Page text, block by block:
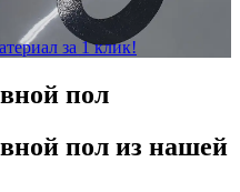
за 1 клик!
пол
пол из нашей